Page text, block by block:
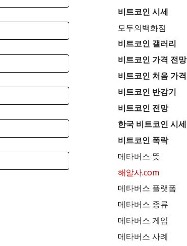
비트코인 시세
모두의백화점
비트코인 갤러리
비트코인 가격 전망
비트코인 처음 가격
비트코인 반감기
비트코인 전망
한국 비트코인 시세
비트코인 폭락
메타버스 뜻
해알사.com
메타버스 플랫폼
메타버스 종류
메타버스 게임
메타버스 사례